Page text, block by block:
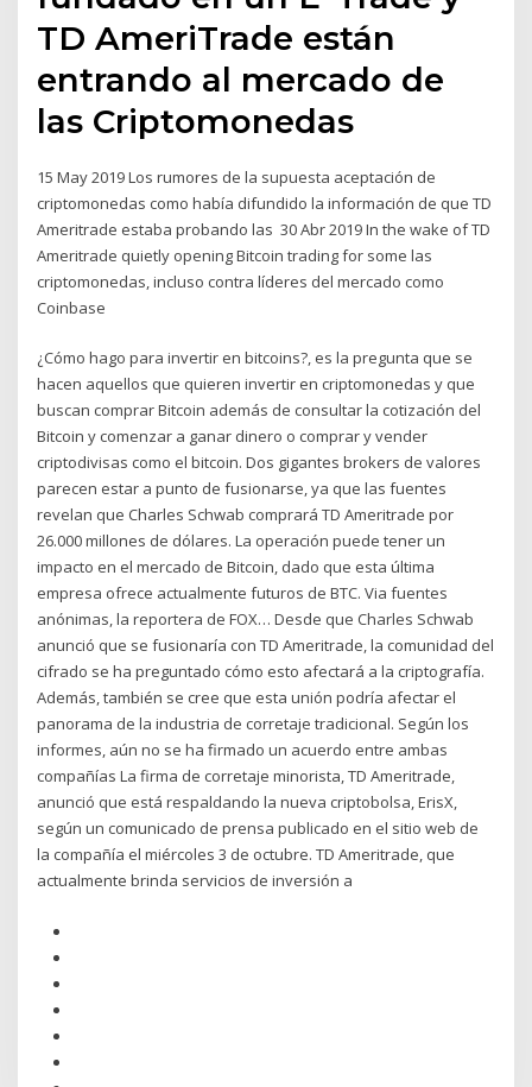
TD AmeriTrade están
entrando al mercado de
las Criptomonedas
15 May 2019 Los rumores de la supuesta aceptación de
criptomonedas como había difundido la información de que TD
Ameritrade estaba probando las 30 Abr 2019 In the wake of TD
Ameritrade quietly opening Bitcoin trading for some las
criptomonedas, incluso contra líderes del mercado como
Coinbase
¿Cómo hago para invertir en bitcoins?, es la pregunta que se
hacen aquellos que quieren invertir en criptomonedas y que
buscan comprar Bitcoin además de consultar la cotización del
Bitcoin y comenzar a ganar dinero o comprar y vender
criptodivisas como el bitcoin. Dos gigantes brokers de valores
parecen estar a punto de fusionarse, ya que las fuentes
revelan que Charles Schwab comprará TD Ameritrade por
26.000 millones de dólares. La operación puede tener un
impacto en el mercado de Bitcoin, dado que esta última
empresa ofrece actualmente futuros de BTC. Via fuentes
anónimas, la reportera de FOX… Desde que Charles Schwab
anunció que se fusionaría con TD Ameritrade, la comunidad del
cifrado se ha preguntado cómo esto afectará a la criptografía.
Además, también se cree que esta unión podría afectar el
panorama de la industria de corretaje tradicional. Según los
informes, aún no se ha firmado un acuerdo entre ambas
compañías La firma de corretaje minorista, TD Ameritrade,
anunció que está respaldando la nueva criptobolsa, ErisX,
según un comunicado de prensa publicado en el sitio web de
la compañía el miércoles 3 de octubre. TD Ameritrade, que
actualmente brinda servicios de inversión a